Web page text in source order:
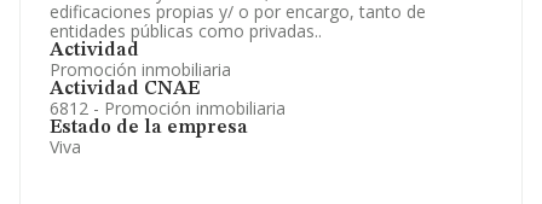
edificaciones propias y/ o por encargo, tanto de
entidades públicas como privadas..
Actividad
Promoción inmobiliaria
Actividad CNAE
6812 - Promoción inmobiliaria
Estado de la empresa
Viva